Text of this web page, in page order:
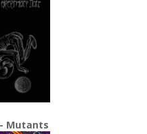
Mutants